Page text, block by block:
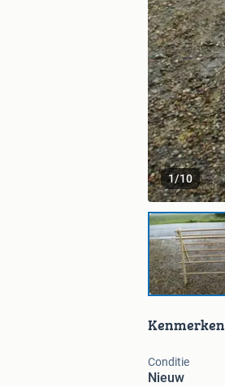
1/10
Kenmerken
Conditie
Nieuw